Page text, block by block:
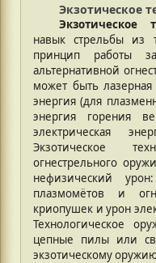
Экзотическое
Экзотическое
навык стрельбы из
принцип работы
альтернативной
может быть лазерная
энергия (для
энергия горения
электрическая
Экзотическое
огнестрельного
нефизический
плазмомётов и
криопушек и урон
Технологическое
цепные пилы или
экзотическому